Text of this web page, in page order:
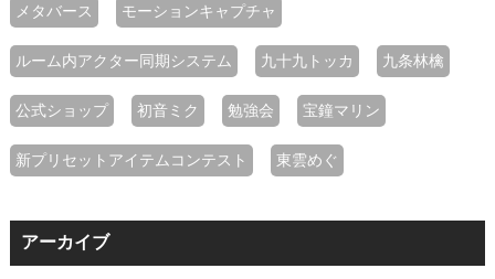
メタバース モーションキャプチャ
ルーム内アクター同期システム 九十九トッカ 九条林檎
公式ショップ 初音ミク 勉強会 宝鐘マリン
新プリセットアイテムコンテスト 東雲めぐ
アーカイブ